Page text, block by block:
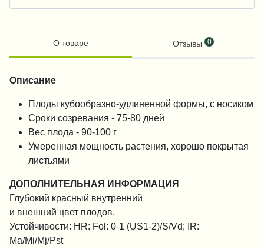
О товаре Отзывы 0
Описание
Плоды кубообразно-удлиненной формы, с носиком
Сроки созревания - 75-80 дней
Вес плода - 90-100 г
Умеренная мощность растения, хорошо покрытая
листьями
ДОПОЛНИТЕЛЬНАЯ ИНФОРМАЦИЯ
Глубокий красный внутренний
и внешний цвет плодов.
Устойчивости: HR: Fol: 0-1 (US1-2)/S/Vd; IR:
Ma/Mi/Mj/Pst